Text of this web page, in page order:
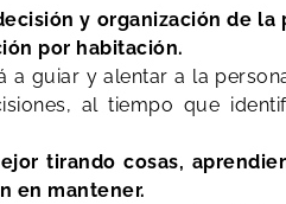
y organización de
por habitación.
a guiar y alentar a la
al tiempo que
tirando cosas,
en mantener.